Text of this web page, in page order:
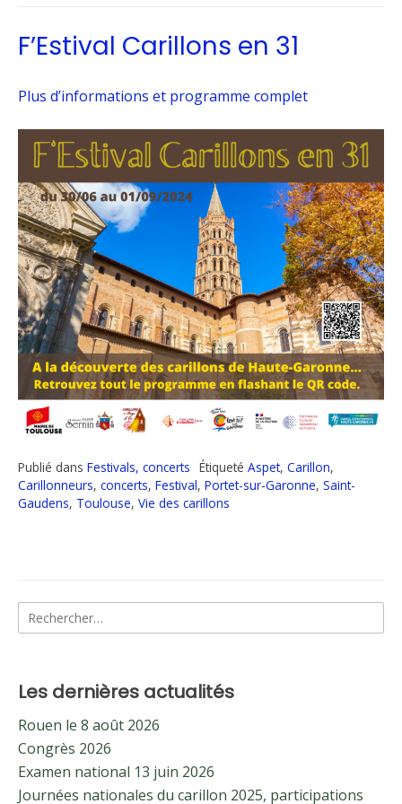
F’Estival Carillons en 31
Plus d’informations et programme complet
Publié dans Festivals, concerts Étiqueté Aspet, Carillon,
Carillonneurs, concerts, Festival, Portet-sur-Garonne, Saint-
Gaudens, Toulouse, Vie des carillons
Rechercher :
Les dernières actualités
Rouen le 8 août 2026
Congrès 2026
Examen national 13 juin 2026
Journées nationales du carillon 2025, participations